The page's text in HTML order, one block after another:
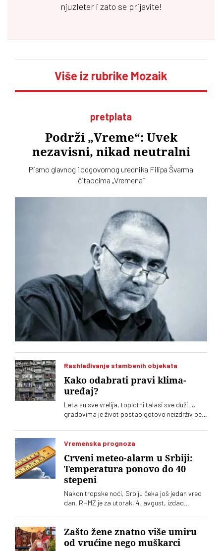
njuzleter i zato se prijavite!
Više iz rubrike Mozaik
pretplata
Podrži „Vreme“: Uvek
nezavisni, nikad neutralni
Pismo glavnog i odgovornog urednika Filipa Švarma
čitaocima „Vremena“
Rashlađivanje stambenih objekata
Kako odabrati pravi klima-
uređaj?
Leta su sve vrelija, toplotni talasi sve duži. U
gradovima je život postao gotovo neizdrživ bez
uređaja ogromna. Kako se opredeliti za pravi?
Na šta treba obratiti pažnju?
Vremenska prognoza
Crveni meteo-alarm u Srbiji:
Temperatura ponovo do 40
stepeni
Nakon tropske noći, Srbiju čeka još jedan vreo
dan. RHMZ je za utorak, 4. avgust, izdao
toplotnog talasa nam tek predstoji
Zašto žene znatno više umiru
od vrućine nego muškarci